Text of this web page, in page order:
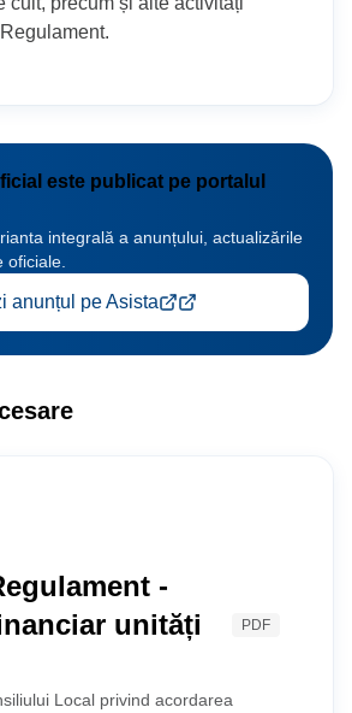
este publicat pe portalul
integrală a anunțului, actualizările
oficiale.
anunțul pe Asista
-
unități
PDF
Local privind acordarea